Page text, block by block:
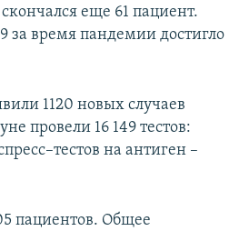
еще 61 пациент.
за время пандемии достигло
1120 новых случаев
провели 16 149 тестов:
на антиген –
пациентов. Общее